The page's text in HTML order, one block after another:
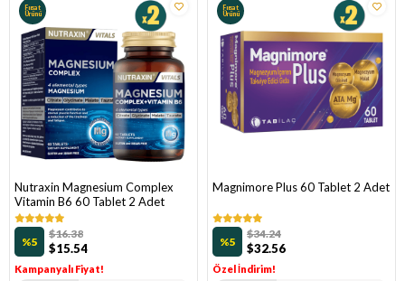
Nutraxin Magnesium Complex
Vitamin B6 60 Tablet 2 Adet
%5 $15.54
$16.38
Kampanyalı Fiyat!
Fırsat
Ürünü
Magnimore Plus 60 Tablet 2 Adet
%5 $32.56
$34.24
Özel İndirim!
Fırsat
Ürünü